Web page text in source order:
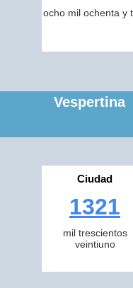
ocho mil ochenta y
Vespertina
Ciudad
1321
mil trescientos
veintiuno